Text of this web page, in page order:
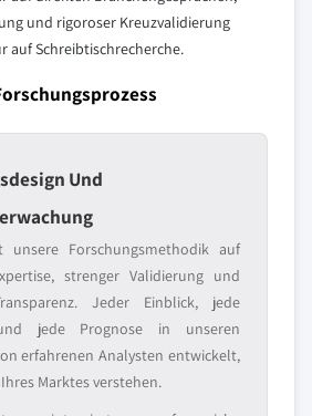
und rigoroser Kreuzvalidierung
auf Schreibtischrecherche.
Und
unsere Forschungsmethodik auf
strenger Validierung und
Jeder Einblick, jede
jede Prognose in unseren
erfahrenen Analysten entwickelt,
Marktes verstehen.